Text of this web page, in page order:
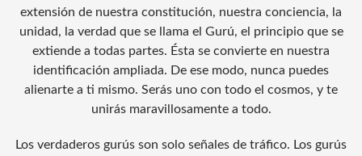
extensión de nuestra constitución, nuestra conciencia, la
unidad, la verdad que se llama el Gurú, el principio que se
extiende a todas partes. Ésta se convierte en nuestra
identificación ampliada. De ese modo, nunca puedes
alienarte a ti mismo. Serás uno con todo el cosmos, y te
unirás maravillosamente a todo.
Los verdaderos gurús son solo señales de tráfico. Los gurús